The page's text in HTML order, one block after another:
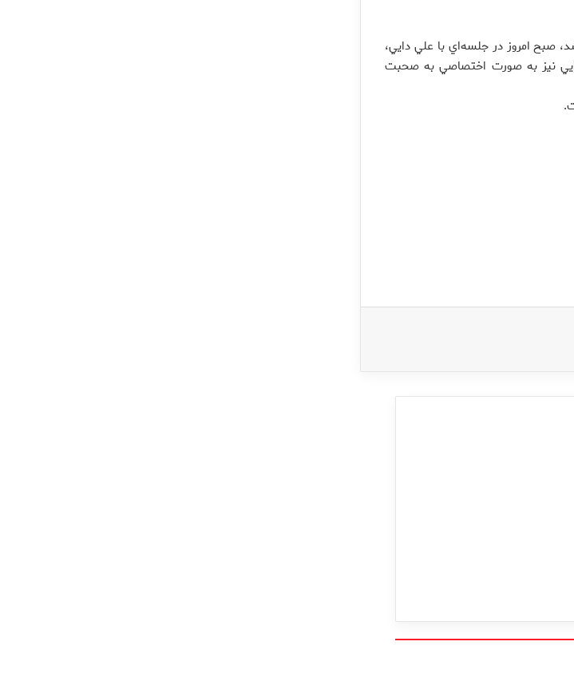
صبح امروز در جلسه‌اي با علي دايي،
نيز به صورت اختصاصي به صحبت